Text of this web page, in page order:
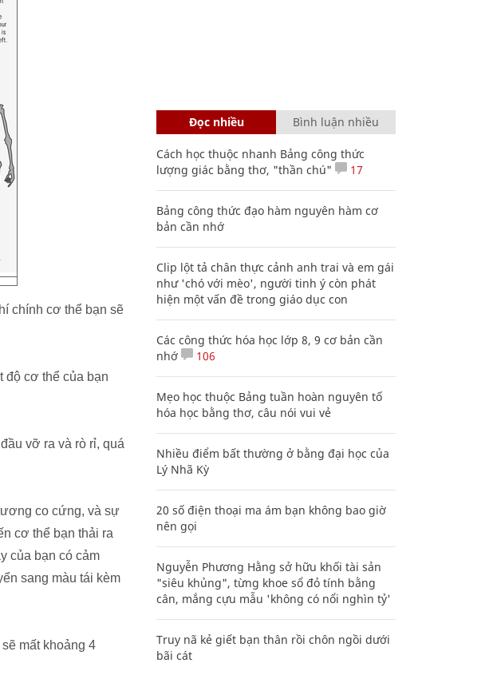
chính cơ thể bạn sẽ
độ cơ thể của bạn
vỡ ra và rò rỉ, quá
co cứng, và sự
cơ thể bạn thải ra
của bạn có cảm
sang màu tái kèm
mất khoảng 4
Đọc nhiều Bình luận nhiều
Cách học thuộc nhanh Bảng công thức
lượng giác bằng thơ, "thần chú"
17
Bảng công thức đạo hàm nguyên hàm cơ
bản cần nhớ
Clip lột tả chân thực cảnh anh trai và em gái
như 'chó với mèo', người tinh ý còn phát
hiện một vấn đề trong giáo dục con
Các công thức hóa học lớp 8, 9 cơ bản cần
nhớ
106
Mẹo học thuộc Bảng tuần hoàn nguyên tố
hóa học bằng thơ, câu nói vui vẻ
Nhiều điểm bất thường ở bằng đại học của
Lý Nhã Kỳ
20 số điện thoại ma ám bạn không bao giờ
nên gọi
Nguyễn Phương Hằng sở hữu khối tài sản
"siêu khủng", từng khoe sổ đỏ tính bằng
cân, mắng cựu mẫu 'không có nổi nghìn tỷ'
Truy nã kẻ giết bạn thân rồi chôn ngồi dưới
bãi cát